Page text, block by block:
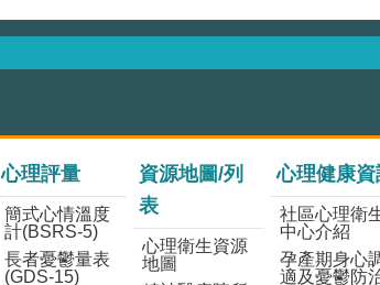
心理評量
簡式心情溫度
計(BSRS-5)
長者憂鬱量表
(GDS-15)
資源地圖/列
表
心理衛生資源
地圖
心理健康資
社區心理衛
中心介紹
孕產期身心
適及憂鬱防